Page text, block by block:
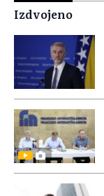
Izdvojeno